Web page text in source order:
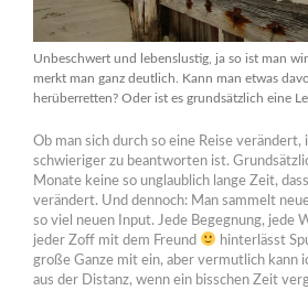
Unbeschwert und lebenslustig, ja so ist man
merkt man ganz deutlich. Kann man etwas
herüberretten? Oder ist es grundsätzlich eine
Ob man sich durch so eine Reise verändert,
schwieriger zu beantworten ist.
Monate keine so unglaublich lange Zeit,
verändert. Und dennoch: Man sammelt
so viel neuen Input. Jede Begegnung, jede
jeder Zoff mit dem Freund
hinterlässt
große Ganze mit ein, aber vermutlich kann
aus der Distanz, wenn ein bisschen Zeit